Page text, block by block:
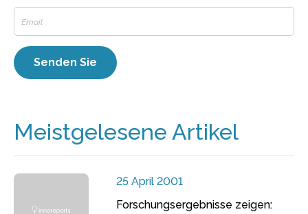
Meistgelesene Artikel
25 April 2001
Forschungsergebnisse zeigen: